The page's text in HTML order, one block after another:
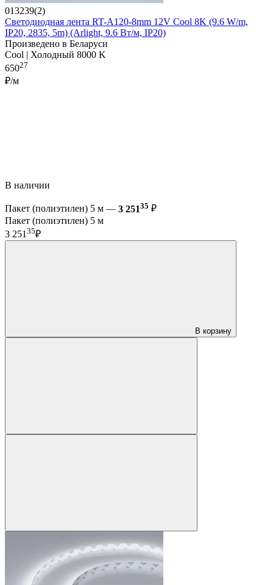
013239(2)
Светодиодная лента RT-A120-8mm 12V Cool 8K (9.6 W/m,
IP20, 2835, 5m) (Arlight, 9.6 Вт/м, IP20)
Произведено в Беларуси
Cool | Холодный 8000 K
65027
₽/м
В наличии
Пакет (полиэтилен) 5 м — 3 25135 ₽
Пакет (полиэтилен) 5 м
3 251 35₽
В корзину